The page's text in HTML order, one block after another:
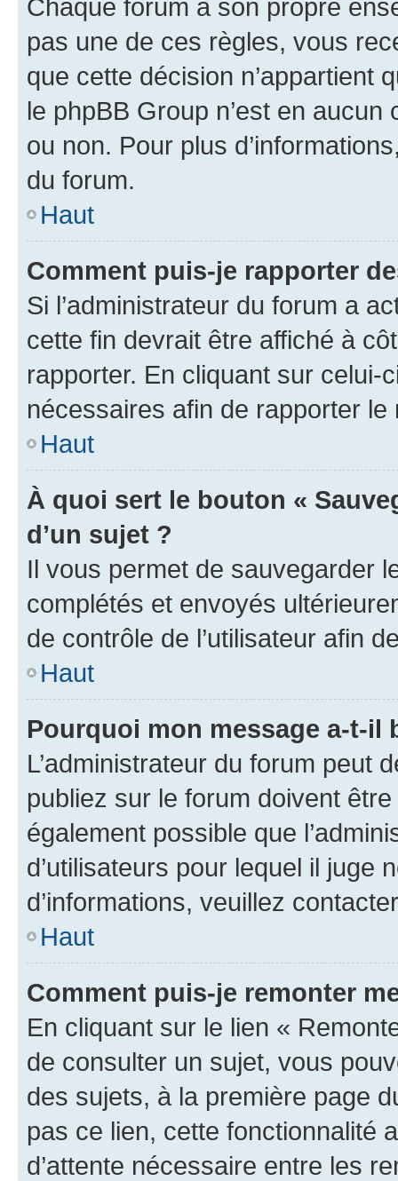
Chaque forum a son propre
pas une de ces règles, vous
que cette décision n’appartient
le phpBB Group n’est en
ou non. Pour plus
du forum.
Haut
Comment puis-je rapporter
Si l’administrateur du forum a
cette fin devrait être affiché à
rapporter. En cliquant sur
nécessaires afin de rapporter le
Haut
À quoi sert le bouton «
d’un sujet ?
Il vous permet de sauvegarder
complétés et envoyés
de contrôle de l’utilisateur afin
Haut
Pourquoi mon message a-t-il
L’administrateur du forum peut
publiez sur le forum doivent
également possible que
d’utilisateurs pour lequel il juge
d’informations, veuillez
Haut
Comment puis-je remonter
En cliquant sur le lien «
de consulter un sujet, vous
des sujets, à la première page
pas ce lien, cette fonctionnalité
d’attente nécessaire entre les